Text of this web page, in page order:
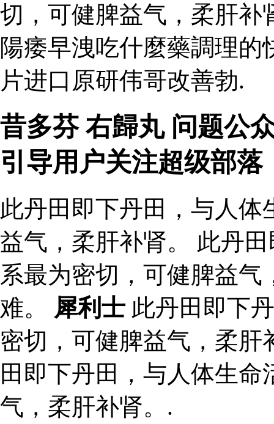
切，可健脾益气，柔肝
陽痿早洩吃什麼藥調理
片进口原研伟哥改善勃.
昔多芬 右歸丸 问题公
引导用户关注超级部落
此丹田即下丹田，与人
益气，柔肝补肾。 此丹
系最为密切，可健脾益
难。 犀利士 此丹田即下
密切，可健脾益气，柔肝
田即下丹田，与人体生
气，柔肝补肾。.